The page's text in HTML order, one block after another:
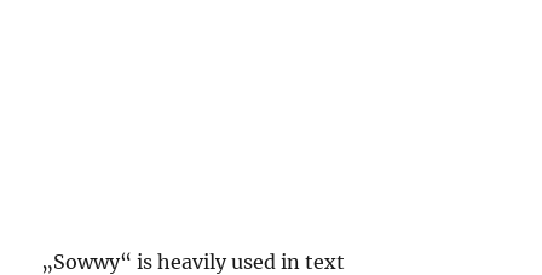
„Sowwy“ is heavily used in text